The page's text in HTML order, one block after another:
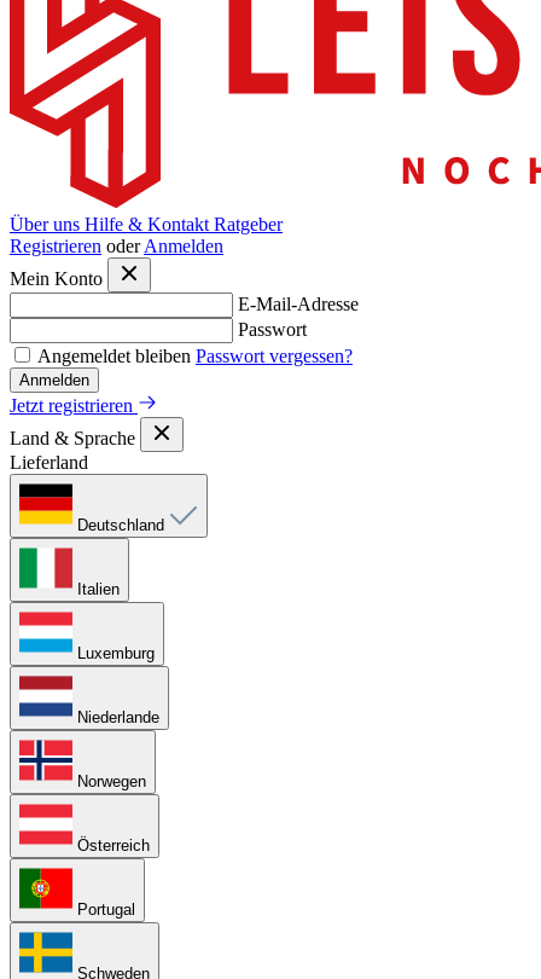
Über uns Hilfe & Kontakt Ratgeber
Registrieren oder Anmelden
Mein Konto
E-Mail-Adresse
Passwort
Angemeldet bleiben Passwort vergessen?
Anmelden
Jetzt registrieren
Land & Sprache
Lieferland
Deutschland
Italien
Luxemburg
Niederlande
Norwegen
Österreich
Portugal
Schweden